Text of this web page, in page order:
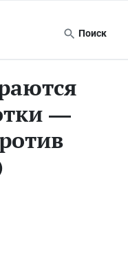
Поиск
—